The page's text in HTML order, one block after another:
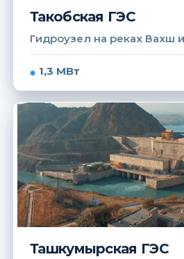
Такобская ГЭС
Гидроузел на реках Вахш
1,3 МВт
Ташкумырская ГЭС